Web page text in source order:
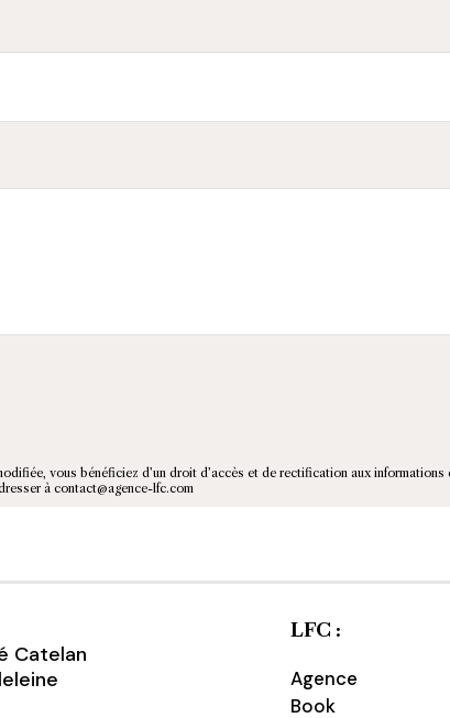
vous bénéficiez d’un droit d’accès et de rectification aux
à contact@agence-lfc.com
Catelan
LFC :
Agence
Book